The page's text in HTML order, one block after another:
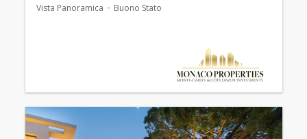
Vista Panoramica Buono Stato